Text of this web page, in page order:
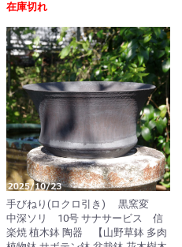
在庫切れ
手びねり(ロクロ引き) 黒窯変
中深ソリ 10号 サナサービス 信
楽焼 植木鉢 陶器 【山野草鉢 多肉